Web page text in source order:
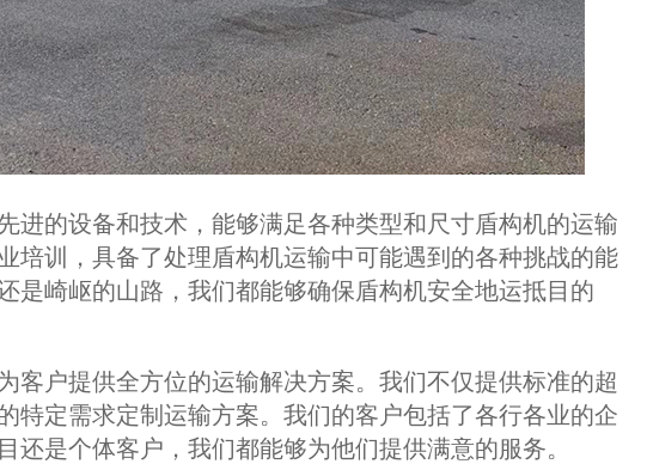
进的设备和技术，能够满足各种类型和尺寸盾构机的运输
培训，具备了处理盾构机运输中可能遇到的各种挑战的能
是崎岖的山路，我们都能够确保盾构机安全地运抵目的
客户提供全方位的运输解决方案。我们不仅提供标准的超
特定需求定制运输方案。我们的客户包括了各行各业的企
还是个体客户，我们都能够为他们提供满意的服务。